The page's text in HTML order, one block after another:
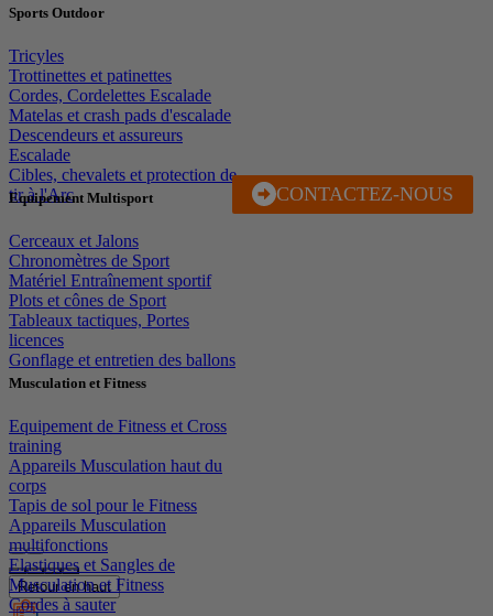
J'EN PROFITE
CONTACTEZ-NOUS
Sports Outdoor
Tricyles
Trottinettes et patinettes
Cordes, Cordelettes Escalade
Matelas et crash pads d'escalade
Descendeurs et assureurs
Escalade
Cibles, chevalets et protection de
tir à l'Arc
Equipement Multisport
Cerceaux et Jalons
Chronomètres de Sport
Matériel Entraînement sportif
Plots et cônes de Sport
Tableaux tactiques, Portes
licences
Gonflage et entretien des ballons
Musculation et Fitness
Equipement de Fitness et Cross
training
Appareils Musculation haut du
corps
Tapis de sol pour le Fitness
Appareils Musculation
multifonctions
Elastiques et Sangles de
Musculation et Fitness
Cordes à sauter
Retour en haut